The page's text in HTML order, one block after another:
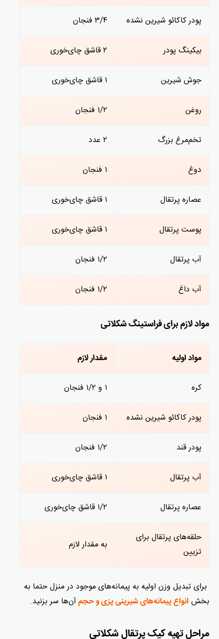
پودر کاکائو شیرین نشده ۳/۴ فنجان
بیکینگ پودر ۲ قاشق چای‌خوری
جوش شیرین ۱ قاشق چای‌خوری
روغن ۱/۲ فنجان
تخم‌مرغ بزرگ ۲ عدد
دوغ ۱ فنجان
عصاره پرتقال ۱ قاشق چای‌خوری
پوست پرتقال ۱ قاشق چای‌خوری
آب پرتقال ۱/۲ فنجان
آب داغ ۱/۲ فنجان
مواد لازم برای فراستینگ شکلاتی
مواد اولیه مقدار لازم
کره ۱ و ۱/۲ فنجان
پودر کاکائو شیرین نشده ۱ فنجان
پودر قند ۱/۲ فنجان
آب پرتقال ۱ قاشق چای‌خوری
عصاره پرتقال ۱/۲ قاشق چای‌خوری
حلقه‌های پرتقال برای
تزیین
به مقدار لازم
برای تبدیل وزن اولیه به پیمانه‌های موجود در منزل حتما به
بخش انواع پیمانه‌های شیرینی پزی و حجمآن‌ها سر بزنید.
مراحل تهیه کیک پرتقال شکلاتی